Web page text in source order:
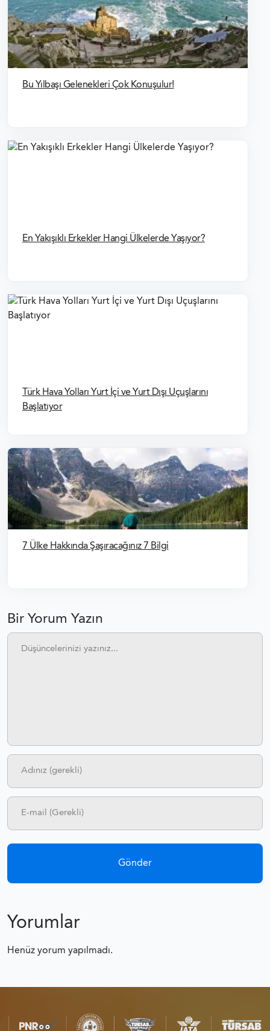
SCHENGEN VIZESI FOTOĞRAF ÖZELLIKLERI
SCHENGEN VIZESI BAŞVURU FORMU
Bu Yılbaşı Gelenekleri Çok Konuşulur!
En Yakışıklı Erkekler Hangi Ülkelerde Yaşıyor?
Türk Hava Yolları Yurt İçi ve Yurt Dışı Uçuşlarını
Başlatıyor
7 Ülke Hakkında Şaşıracağınız 7 Bilgi
Bir Yorum Yazın
Yorumlar
Henüz yorum yapılmadı.